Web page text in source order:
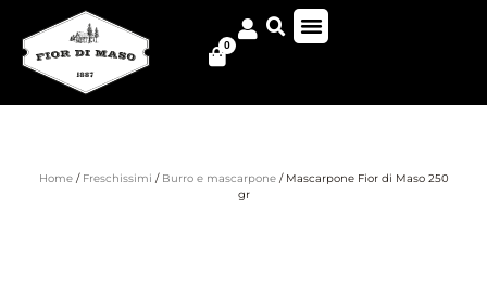
0
Home/ Freschissimi / Burro e mascarpone/ Mascarpone Fior di Maso 250
gr